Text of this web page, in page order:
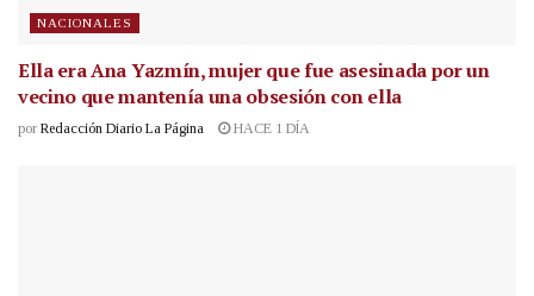
NACIONALES
Ella era Ana Yazmín, mujer que fue asesinada por un
vecino que mantenía una obsesión con ella
por Redacción Diario La Página HACE 1 DÍA